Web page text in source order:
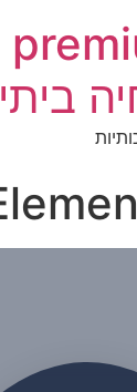
premium pools -